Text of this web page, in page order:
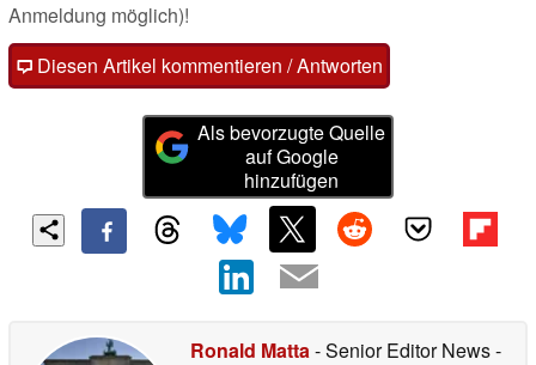
Anmeldung möglich)!
Diesen Artikel kommentieren / Antworten
Als bevorzugte Quelle
auf Google
hinzufügen
Ronald Matta- Senior Editor News-